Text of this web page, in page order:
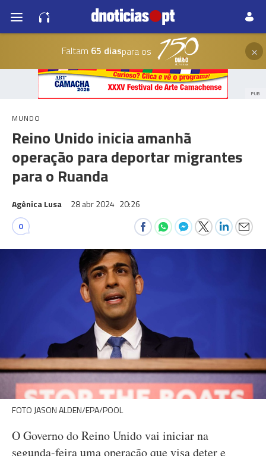
Faltam 65 diaspara os ×
PUB
MUNDO
Reino Unido inicia amanhã
operação para deportar migrantes
para o Ruanda
Agênica Lusa 28 abr 2024 20:26
0
FOTO JASON ALDEN/EPA/POOL
O Governo do Reino Unido vai iniciar na
segunda-feira uma operação que visa deter e